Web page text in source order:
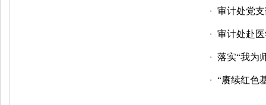
・ 审计处党
・ 审计处赴
・ 落实“我为
・ “赓续红色